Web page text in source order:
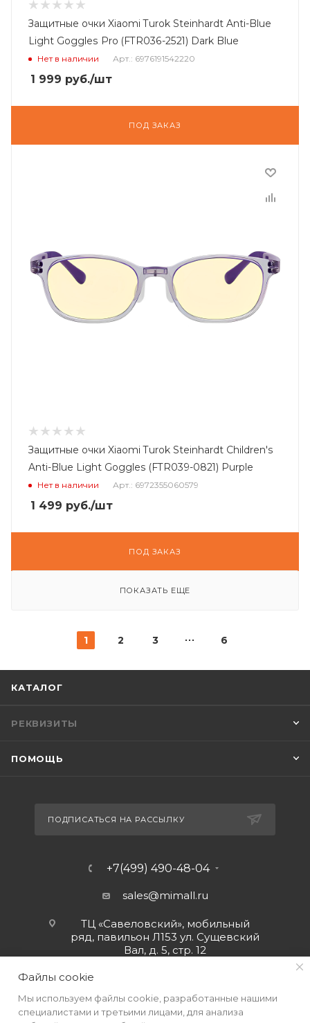
Защитные очки Xiaomi Turok Steinhardt Anti-Blue
Light Goggles Pro (FTR036-2521) Dark Blue
Нет в наличии Арт.: 6976191542220
1 999 руб./шт
ПОД ЗАКАЗ
Защитные очки Xiaomi Turok Steinhardt Children's
Anti-Blue Light Goggles (FTR039-0821) Purple
Нет в наличии Арт.: 6972355060579
1 499 руб./шт
ПОД ЗАКАЗ
ПОКАЗАТЬ ЕЩЕ
1 2 3 6
КАТАЛОГ
РЕКВИЗИТЫ
ПОМОЩЬ
ПОДПИСАТЬСЯ НА РАССЫЛКУ
+7(499) 490-48-04
sales@mimall.ru
ТЦ «Савеловский», мобильный
ряд, павильон Л153 ул. Сущевский
Вал, д. 5, стр. 12
Файлы cookie
Мы используем файлы cookie, разработанные нашими
специалистами и третьими лицами, для анализа